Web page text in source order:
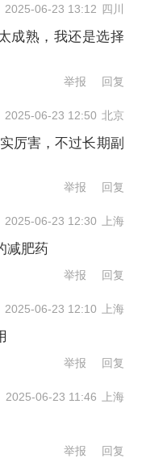
2025-06-23 13:12 四川
成熟，我还是选择
举报 回复
2025-06-23 12:50 北京
厉害，不过长期副
举报 回复
2025-06-23 12:30 上海
减肥药
举报 回复
2025-06-23 12:10 上海
举报 回复
2025-06-23 11:46 上海
举报 回复